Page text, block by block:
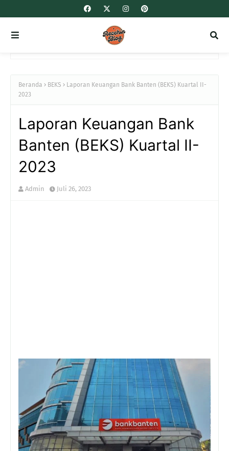
Beranda BEKS
Laporan Keuangan Bank Banten (BEKS) Kuartal II-
2023
Laporan Keuangan Bank
Banten (BEKS) Kuartal II-
2023
Admin Juli 26, 2023